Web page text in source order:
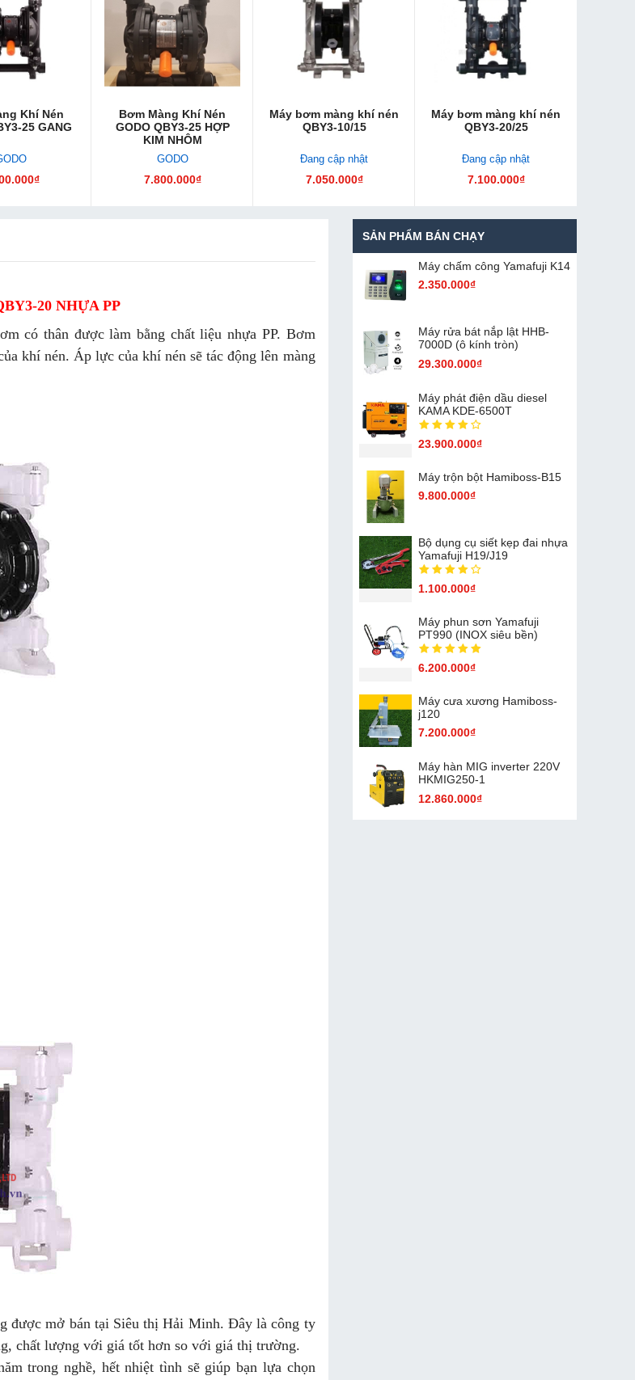
Khí Nén
25 GANG
Bơm Màng Khí Nén
GODO QBY3-25 HỢP
KIM NHÔM
GODO
7.800.000₫
Máy bơm màng khí nén
QBY3-10/15
Đang cập nhật
7.050.000₫
Máy bơm màng khí nén
QBY3-20/25
Đang cập nhật
7.100.000₫
20 NHỰA PP
có thân được làm bằng chất liệu nhựa PP. Bơm
khí nén. Áp lực của khí nén sẽ tác động lên màng
được mở bán tại Siêu thị Hải Minh. Đây là công ty
chất lượng với giá tốt hơn so với giá thị trường.
trong nghề, hết nhiệt tình sẽ giúp bạn lựa chọn
SẢN PHẨM BÁN CHẠY
Máy chấm cô​ng Yamafuji K14
2.350.000₫
Máy rửa bát nắp lật HHB-
7000D (ô kính tròn)
29.300.000₫
Máy phát điện dầu diesel
KAMA KDE-6500T
23.900.000₫
Máy trộn bột Hamiboss-B15
9.800.000₫
Bộ dụng cụ siết kẹp đai nhựa
Yamafuji H19/J19
1.100.000₫
Máy phun sơn Yamafuji
PT990 (INOX siêu bền)
6.200.000₫
Máy cưa xương Hamiboss-
j120
7.200.000₫
Máy hàn MIG inverter 220V
HKMIG250-1
12.860.000₫